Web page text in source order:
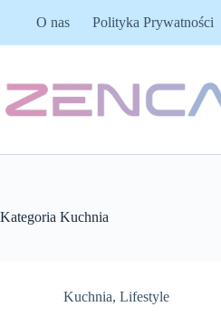
O nas Polityka Prywatności
Kategoria Kuchnia
Kuchnia, Lifestyle